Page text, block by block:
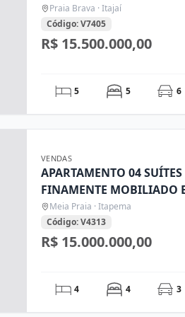
Praia Brava · Itajaí
Código: V7405
R$ 15.500.000,00
5 5 6
VENDAS
APARTAMENTO 04
FINAMENTE MOBILIADO
MEIA PRAIA - ITAPEMA/SC
Meia Praia · Itapema
Código: V4313
R$ 15.000.000,00
4 4 3